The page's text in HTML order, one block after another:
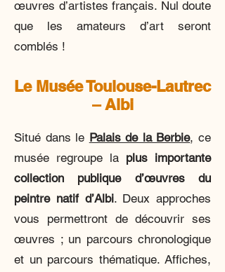
œuvres d’artistes français. Nul doute
que les amateurs d’art seront
comblés !
Le Musée Toulouse-Lautrec
– Albi
Situé dans le Palais de la Berbie, ce
musée regroupe la plus importante
collection publique d’œuvres du
peintre natif d’Albi. Deux approches
vous permettront de découvrir ses
œuvres ; un parcours chronologique
et un parcours thématique. Affiches,